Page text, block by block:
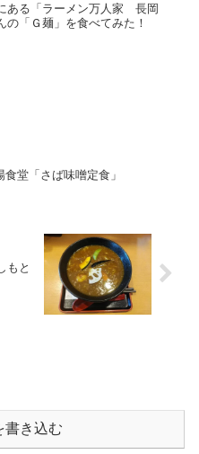
ある「ラーメン万人家 長岡
の「Ｇ麺」を食べてみた！
食堂「さば味噌定食」
もと
書き込む